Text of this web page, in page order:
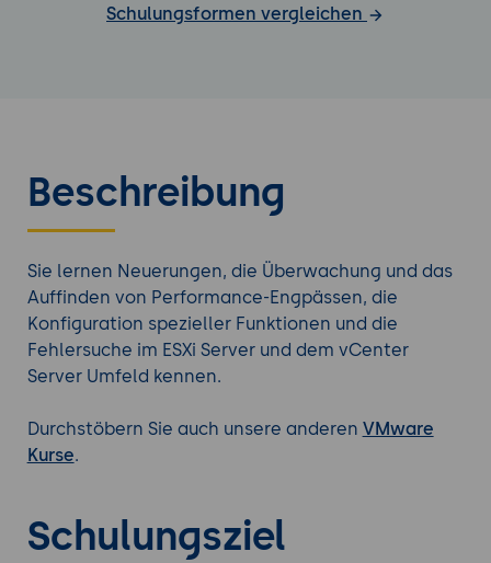
Schulungsformen vergleichen
Beschreibung
Sie lernen Neuerungen, die Überwachung und das
Auffinden von Performance-Engpässen, die
Konfiguration spezieller Funktionen und die
Fehlersuche im ESXi Server und dem vCenter
Server Umfeld kennen.
Durchstöbern Sie auch unsere anderen VMware
Kurse.
Schulungsziel